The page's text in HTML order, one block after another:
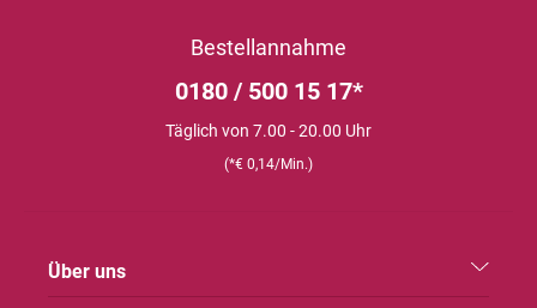
Bestellannahme
0180 / 500 15 17*
Täglich von 7.00 - 20.00 Uhr
(*€ 0,14/Min.)
Über uns